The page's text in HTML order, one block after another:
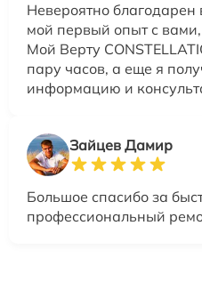
Невероятно
мой первый опыт с вами,
Мой Верту
пару часов, а еще я
информацию и
Зайцев Дамир
Большое спасибо за
профессиональный